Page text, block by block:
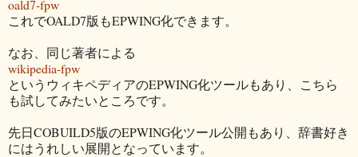
oald7-fpw
これでOALD7版もEPWING化できます。
なお、同じ著者による
wikipedia-fpw
というウィキペディアのEPWING化ツールもあり、こちら
も試してみたいところです。
先日COBUILD5版のEPWING化ツール公開もあり、辞書好き
にはうれしい展開となっています。